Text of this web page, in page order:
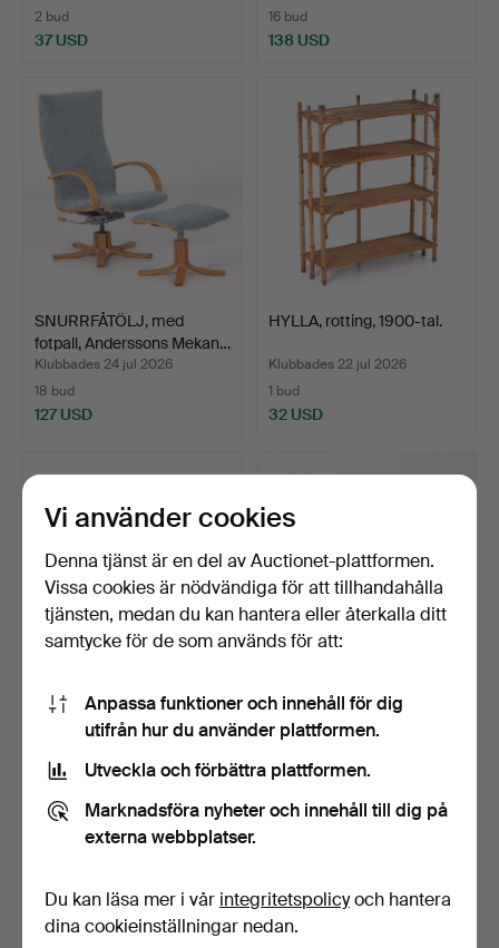
2 bud
37 USD
16 bud
138 USD
SNURRFÅTÖLJ, med
fotpall, Anderssons Mekan…
Klubbades 24 jul 2026
18 bud
127 USD
HYLLA, rotting, 1900-tal.
Klubbades 22 jul 2026
1 bud
32 USD
SOFFBORD, trä, 1900-
talets senare del.
Klubbades 21 jul 2026
1 bud
CARL MALMSTEN. Soffa,
Klubbades 21 jul 2026
11 bud
Vi använder cookies
Denna tjänst är en del av Auctionet-plattformen.
Vissa cookies är nödvändiga för att tillhandahålla
tjänsten, medan du kan hantera eller återkalla ditt
samtycke för de som används för att:
Anpassa funktioner och innehåll för dig
utifrån hur du använder plattformen.
Utveckla och förbättra plattformen.
Marknadsföra nyheter och innehåll till dig på
externa webbplatser.
Du kan läsa mer i vår integritetspolicyoch hantera
dina cookieinställningar nedan.